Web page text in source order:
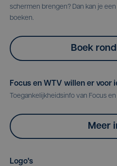
schermen brengen? Dan kan je
boeken.
Boek
Focus en WTV willen er voor
Toegankelijkheidsinfo van Focus
Meer
Logo's